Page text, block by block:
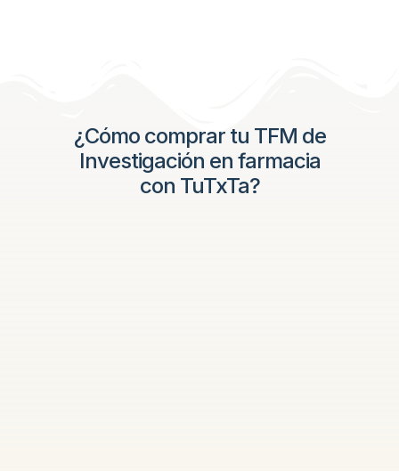
¿Cómo comprar tu TFM de
Investigación en farmacia
con TuTxTa?